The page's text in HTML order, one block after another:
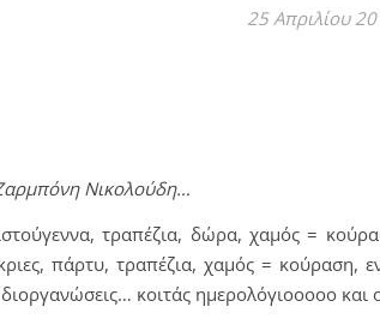
25 Απριλίου
Νικολούδη…
τραπέζια, δώρα, χαμός =
πάρτυ, τραπέζια, χαμός = κούραση,
κοιτάς ημερολόγιοοοοο